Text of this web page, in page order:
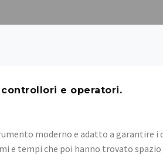
e operatori.
moderno e adatto a
e tempi che poi hanno trovato